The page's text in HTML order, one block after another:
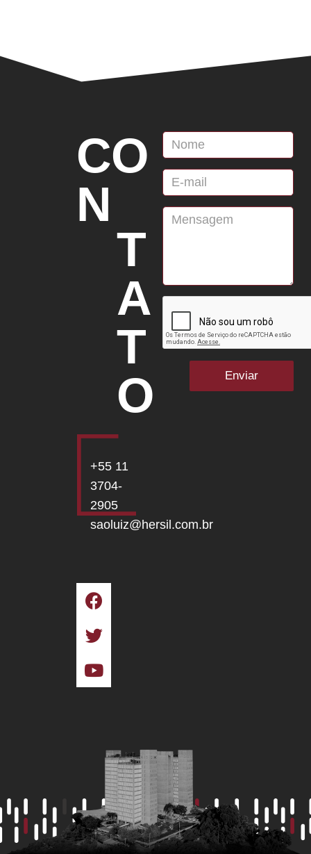
CO
N
T
A
T
O
+55 11
3704-
2905
saoluiz@hersil.com.br